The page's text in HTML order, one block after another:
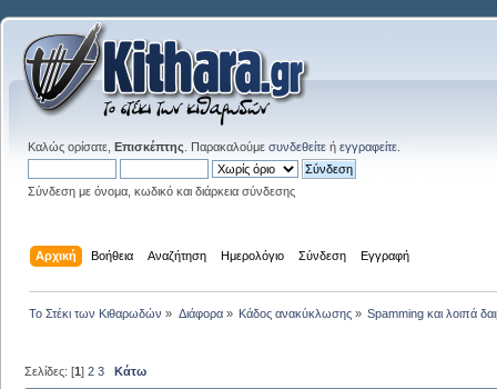
Καλώς ορίσατε, Επισκέπτης . Παρακαλούμε συνδεθείτε ή εγγραφείτε
Σύνδεση με όνομα, κωδικό και διάρκεια σύνδεσης
Αρχική Βοήθεια Αναζήτηση Ημερολόγιο Σύνδεση Εγγραφή
Το Στέκι των Κιθαρωδών » Διάφορα» Κάδος ανακύκλωσης» Spamming και λοιπά
Σελίδες: [1]2 3 Κάτω